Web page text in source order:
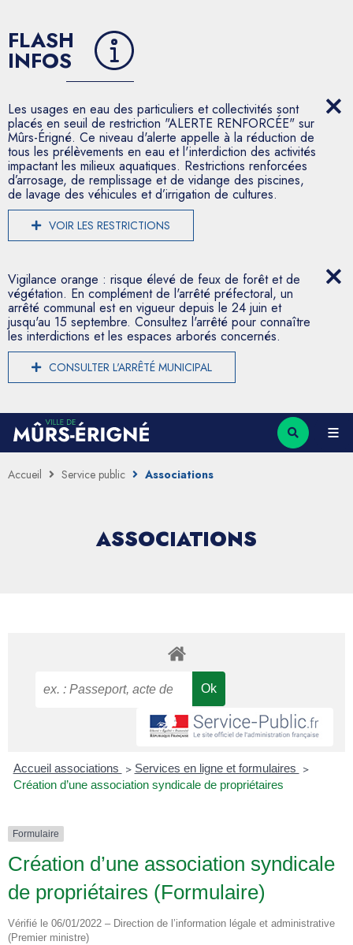
FLASH
INFOS
Les usages en eau des particuliers et collectivités sont
placés en seuil de restriction "ALERTE RENFORCÉE" sur
Mûrs-Érigné. Ce niveau d'alerte appelle à la réduction de
tous les prélèvements en eau et l'interdiction des activités
impactant les milieux aquatiques. Restrictions renforcées
d’arrosage, de remplissage et de vidange des piscines,
de lavage des véhicules et d’irrigation de cultures.
VOIR LES RESTRICTIONS
Vigilance orange : risque élevé de feux de forêt et de
végétation. En complément de l'arrêté préfectoral, un
arrêté communal est en vigueur depuis le 24 juin et
jusqu'au 15 septembre. Consultez l'arrêté pour connaître
les interdictions et les espaces arborés concernés.
CONSULTER L'ARRÊTÉ MUNICIPAL
Accueil Service public Associations
ASSOCIATIONS
Accueil associations > Services en ligne et formulaires >
Création d’une association syndicale de propriétaires
Formulaire
Création d’une association syndicale
de propriétaires (Formulaire)
Vérifié le 06/01/2022 – Direction de l’information légale et administrative
(Premier ministre)